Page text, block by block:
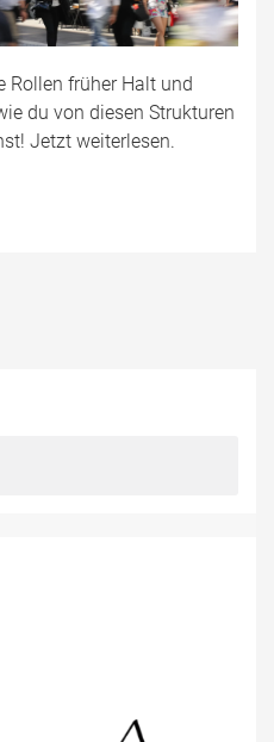
Rollen früher Halt und
du von diesen Strukturen
Jetzt weiterlesen.